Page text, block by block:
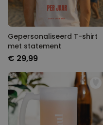
Gepersonaliseerd T-shirt
met statement
€ 29,99
MARKETING